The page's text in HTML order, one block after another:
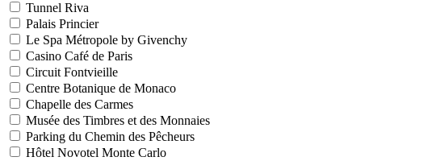
Tunnel Riva
Palais Princier
Le Spa Métropole by Givenchy
Casino Café de Paris
Circuit Fontvieille
Centre Botanique de Monaco
Chapelle des Carmes
Musée des Timbres et des Monnaies
Parking du Chemin des Pêcheurs
Hôtel Novotel Monte Carlo